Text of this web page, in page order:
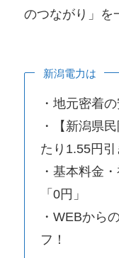
のつながり」を
新潟電力は
・地元密着
・【新潟県
たり1.55円引
・基本料金
「0円」
・WEBから
フ！